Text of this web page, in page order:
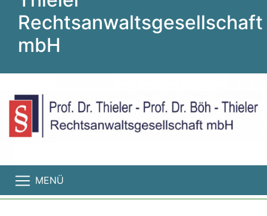
Rechtsanwaltsgesellschaft
mbH
MENÜ